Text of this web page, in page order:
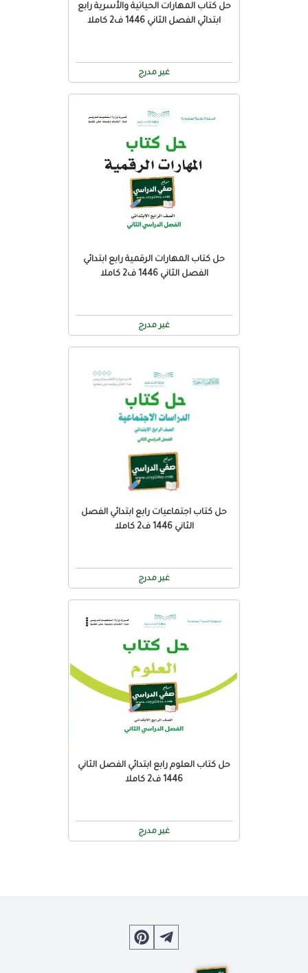
حل كتاب المهارات الحياتية والأسرية رابع
ابتدائي الفصل الثاني 1446 ف2 كاملا
غير مدرج
حل كتاب المهارات الرقمية رابع ابتدائي
الفصل الثاني 1446 ف2 كاملا
غير مدرج
حل كتاب اجتماعيات رابع ابتدائي الفصل
الثاني 1446 ف2 كاملا
غير مدرج
حل كتاب العلوم رابع ابتدائي الفصل الثاني
1446 ف2 كاملا
غير مدرج